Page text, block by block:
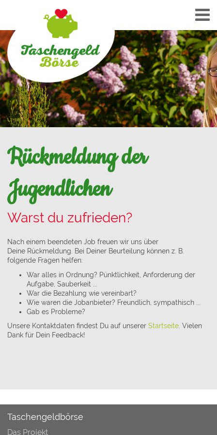
Rückmeldung der
Jugendlichen
Warst du zufrieden?
Nach einem beendeten Job freuen wir uns über
Deine Rückmeldung. Bei Deiner Beurteilung können z. B.
folgende Fragen helfen:
War alles in Ordnung? Pünktlichkeit, Anforderung der
Aufgabe, Sauberkeit ...
War die Bezahlung wie vereinbart?
Wie waren die Jobanbieter? Freundlich, sympathisch ...
Gab es Probleme?
Unsere Kontaktdaten findest Du auf unserer Startseite . Vielen
Dank für Dein Feedback!
Taschengeldbörse
Das Projekt